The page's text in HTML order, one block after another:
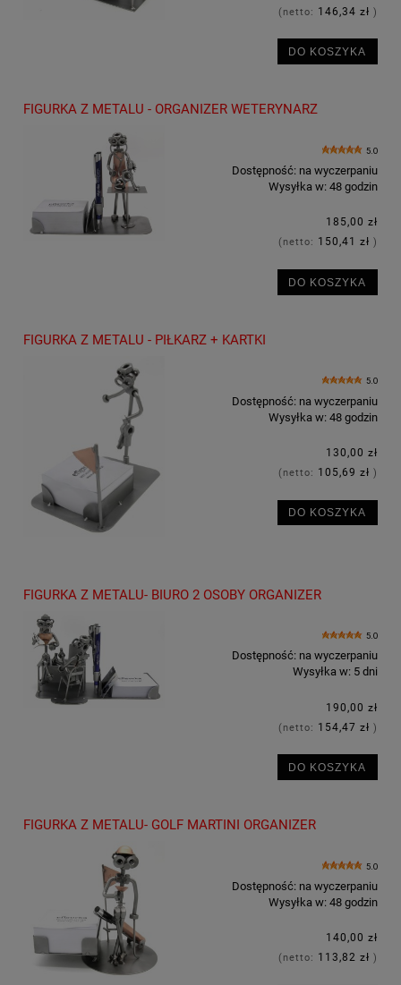
(netto: 146,34 zł )
DO KOSZYKA
FIGURKA Z METALU - ORGANIZER WETERYNARZ
5.0
Dostępność: na wyczerpaniu
Wysyłka w: 48 godzin
185,00 zł
(netto: 150,41 zł )
DO KOSZYKA
FIGURKA Z METALU - PIŁKARZ + KARTKI
5.0
Dostępność: na wyczerpaniu
Wysyłka w: 48 godzin
130,00 zł
(netto: 105,69 zł )
DO KOSZYKA
FIGURKA Z METALU- BIURO 2 OSOBY ORGANIZER
5.0
Dostępność: na wyczerpaniu
Wysyłka w: 5 dni
190,00 zł
(netto: 154,47 zł )
DO KOSZYKA
FIGURKA Z METALU- GOLF MARTINI ORGANIZER
5.0
Dostępność: na wyczerpaniu
Wysyłka w: 48 godzin
140,00 zł
(netto: 113,82 zł )